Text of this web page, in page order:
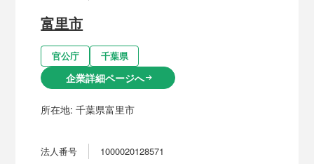
富里市
官公庁 千葉県
企業詳細ページへarrow_right_alt
所在地:千葉県富里市
法人番号 1000020128571